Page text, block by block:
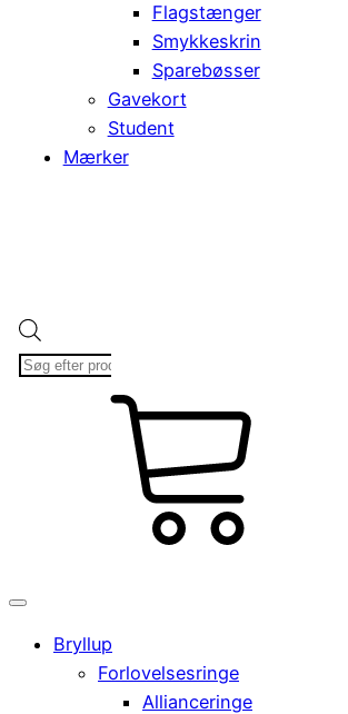
Flagstænger
Smykkeskrin
Sparebøsser
Gavekort
Student
Mærker
Products
search
Bryllup
Forlovelsesringe
Allianceringe